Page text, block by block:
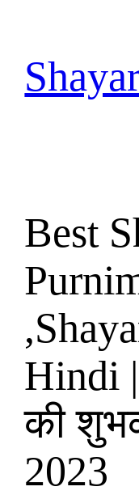
content
Best
Hindi |
की
2023